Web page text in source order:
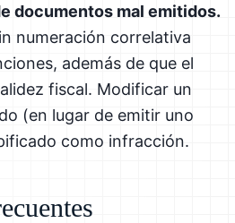
documentos mal emitidos.
numeración correlativa
además de que el
fiscal. Modificar un
(en lugar de emitir uno
como infracción.